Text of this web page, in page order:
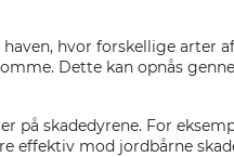
hvor forskellige arter
Dette kan opnås
skadedyrene. For
effektiv mod jordbårne